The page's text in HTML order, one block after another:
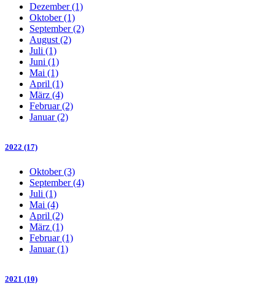
Dezember (1)
Oktober (1)
September (2)
August (2)
Juli (1)
Juni (1)
Mai (1)
April (1)
März (4)
Februar (2)
Januar (2)
2022 (17)
Oktober (3)
September (4)
Juli (1)
Mai (4)
April (2)
März (1)
Februar (1)
Januar (1)
2021 (10)